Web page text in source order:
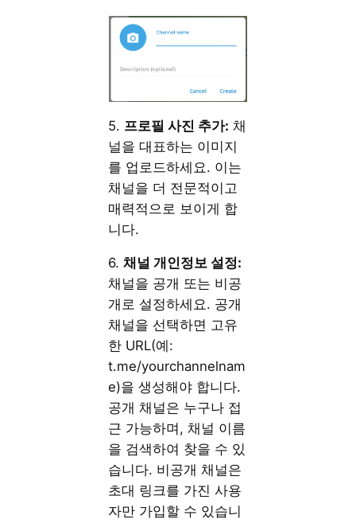
5. 프로필 사진 추가: 채
널을 대표하는 이미지
를 업로드하세요. 이는
채널을 더 전문적이고
매력적으로 보이게 합
니다.
6.채널 개인정보 설정:
채널을 공개 또는 비공
개로 설정하세요. 공개
채널을 선택하면 고유
한 URL(예:
t.me/yourchannelnam
e)을 생성해야 합니다.
공개 채널은 누구나 접
근 가능하며, 채널 이름
을 검색하여 찾을 수 있
습니다. 비공개 채널은
초대 링크를 가진 사용
자만 가입할 수 있습니